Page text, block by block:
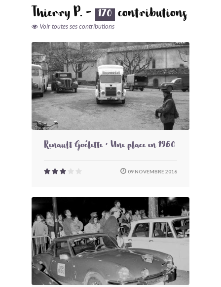
Thierry P. - 170 contributions
Voir toutes ses contributions
Renault Goélette • Une place en 1960
09 NOVEMBRE 2016